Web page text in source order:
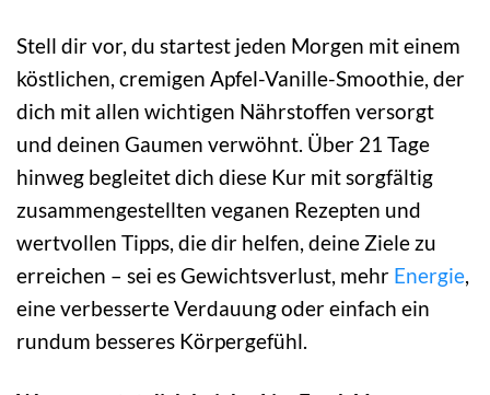
Stell dir vor, du startest jeden Morgen mit einem
köstlichen, cremigen Apfel-Vanille-Smoothie, der
dich mit allen wichtigen Nährstoffen versorgt
und deinen Gaumen verwöhnt. Über 21 Tage
hinweg begleitet dich diese Kur mit sorgfältig
zusammengestellten veganen Rezepten und
wertvollen Tipps, die dir helfen, deine Ziele zu
erreichen – sei es Gewichtsverlust, mehr Energie,
eine verbesserte Verdauung oder einfach ein
rundum besseres Körpergefühl.